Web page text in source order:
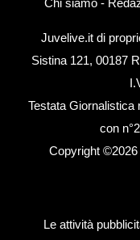
Chi siamo-
Juvelive.it di
Sistina 121, 00187
Testata Giornalistica
con
Copyright ©2026
Le attività